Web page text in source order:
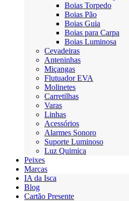
Boias Torpedo
Boias Pão
Boias Guia
Boias para Carpa
Boias Luminosa
Cevadeiras
Anteninhas
Miçangas
Flutuador EVA
Molinetes
Carretilhas
Varas
Linhas
Acessórios
Alarmes Sonoro
Suporte Luminoso
Luz Quimica
Peixes
Marcas
IA da Isca
Blog
Cartão Presente